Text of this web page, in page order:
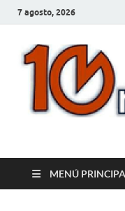
7 agosto, 2026
MENÚ